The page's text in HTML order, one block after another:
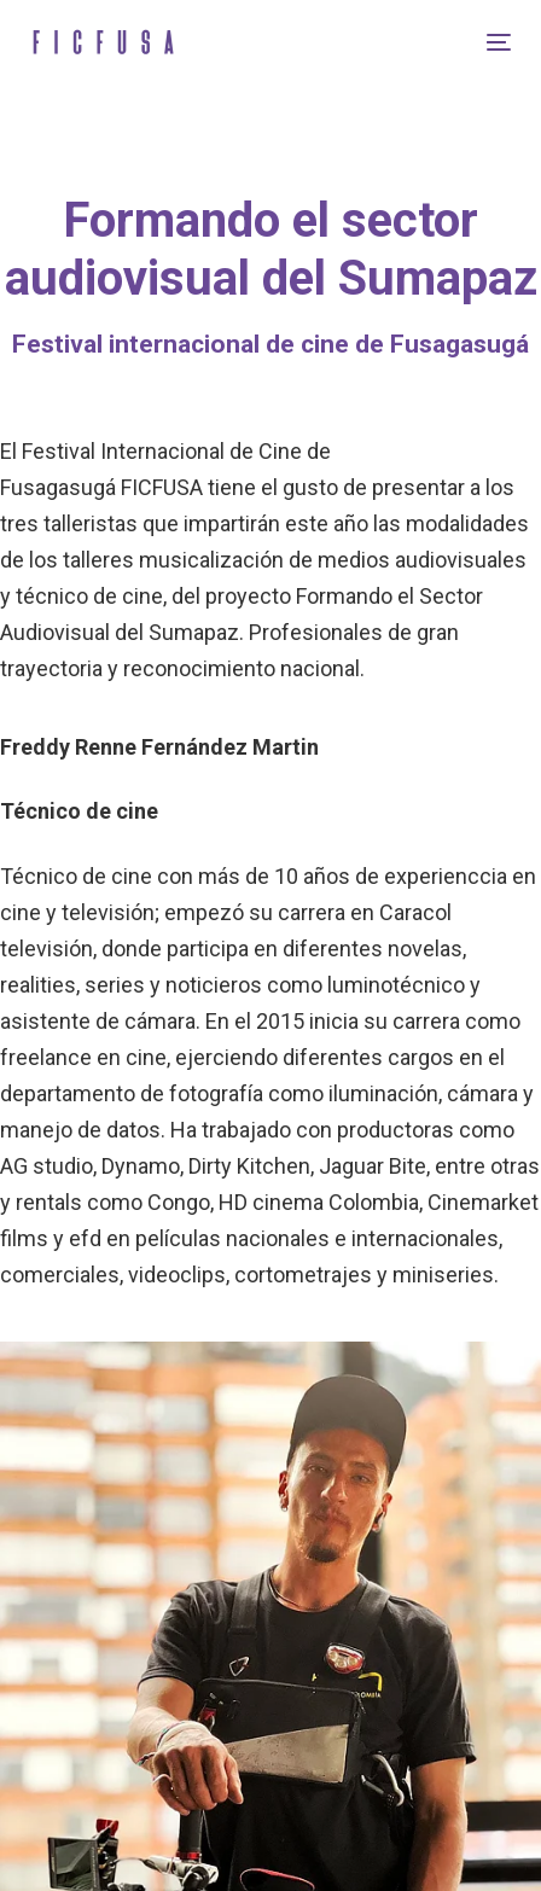
links
Formando el sector
audiovisual del Sumapaz
Festival internacional de cine de Fusagasugá
El Festival Internacional de Cine de
Fusagasugá FICFUSAtiene el gusto de presentar a los
tres talleristas que impartirán este año las modalidades
de los talleres musicalización de medios audiovisuales
y técnico de cine, del proyecto Formando el Sector
Audiovisual del Sumapaz. Profesionales de gran
trayectoria y reconocimiento nacional.
Freddy Renne Fernández Martin
Técnico de cine
Técnico de cine con más de 10 años de experienccia en
cine y televisión; empezó su carrera en Caracol
televisión, donde participa en diferentes novelas,
realities, series y noticieros como luminotécnico y
asistente de cámara. En el 2015 inicia su carrera como
freelance en cine, ejerciendo diferentes cargos en el
departamento de fotografía como iluminación, cámara y
manejo de datos. Ha trabajado con productoras como
AG studio, Dynamo, Dirty Kitchen, Jaguar Bite, entre otras
y rentals como Congo, HD cinema Colombia, Cinemarket
films y efd en películas nacionales e internacionales,
comerciales, videoclips, cortometrajes y miniseries.